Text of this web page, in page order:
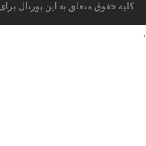
کلیه حقوق متعلق به این پورتال برای